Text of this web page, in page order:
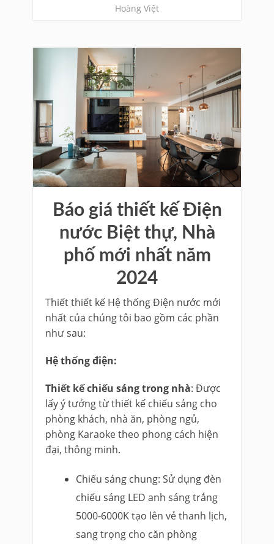
Hoàng Việt
Báo giá thiết kế Điện
nước Biệt thự, Nhà
phố mới nhất năm
2024
Thiết thiết kế Hệ thống Điện nước mới
nhất của chúng tôi bao gồm các phần
như sau:
Hệ thống điện:
Thiết kế chiếu sáng trong nhà: Được
lấy ý tưởng từ thiết kế chiếu sáng cho
phòng khách, nhà ăn, phòng ngủ,
phòng Karaoke theo phong cách hiện
đại, thông minh.
Chiếu sáng chung: Sử dụng đèn
chiếu sáng LED anh sáng trắng
5000-6000K tạo lên vẻ thanh lịch,
sang trọng cho căn phòng